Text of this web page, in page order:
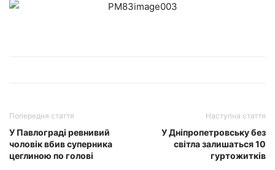
Попередня стаття
У Павлограді ревнивий
чоловік вбив суперника
цеглиною по голові
Наступна стаття
У Дніпропетровську без
світла залишаться 10
гуртожитків